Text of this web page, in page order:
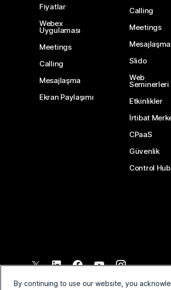
Fiyatlar
Webex
Uygulaması
Meetings
Calling
Mesajlaşma
Ekran Paylaşımı
Calling
Meetings
Mesajlaşma
Slido
Web
Seminerleri
Etkinlikler
İrtibat
CPaaS
Güvenlik
Control Hub
2026 Cisco ve/veya bağlı kuruluşları. Tüm
By continuing to use our website, you